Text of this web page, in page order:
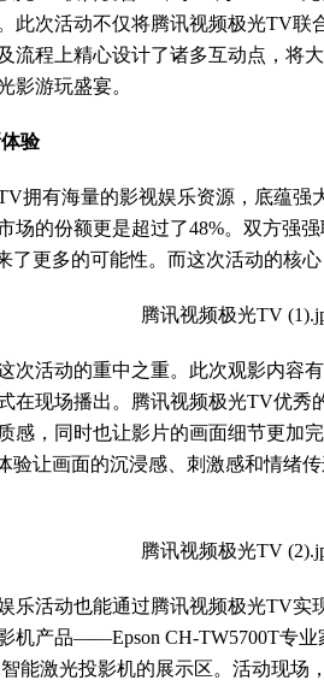
此次活动不仅将腾讯视频极光TV联
流程上精心设计了诸多互动点，将
影游玩盛宴。
验
有海量的影视娱乐资源，底蕴强
场的份额更是超过了48%。双方强
了更多的可能性。而这次活动的核心
活动的重中之重。此次观影内容
在现场播出。腾讯视频极光TV优秀
感，同时也让影片的画面细节更加
验让画面的沉浸感、刺激感和情绪
活动也能通过腾讯视频极光TV实
机产品——Epson CH-TW5700T专业
智能激光投影机的展示区。活动现